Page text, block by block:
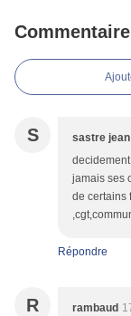
S sastre
jamais ses
de certains
Répondre
R rambaud